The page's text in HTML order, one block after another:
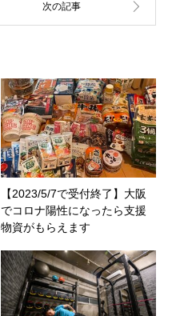
【2023/5/7で受付終了】大阪
でコロナ陽性になったら支援
物資がもらえます